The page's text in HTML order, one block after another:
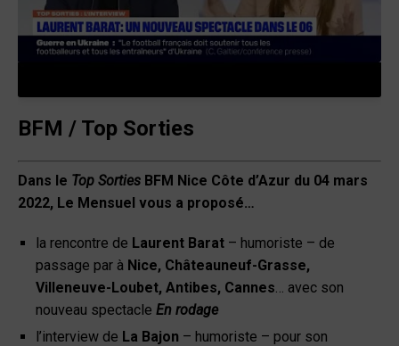
BFM / Top Sorties
Dans le Top Sorties BFM Nice Côte d’Azur du 04 mars
2022, Le Mensuel vous a proposé…
la rencontre de Laurent Barat – humoriste – de
passage par à Nice, Châteauneuf-Grasse,
Villeneuve-Loubet, Antibes, Cannes
avec son
nouveau spectacle En rodage
l’interview de La Bajon – humoriste – pour son